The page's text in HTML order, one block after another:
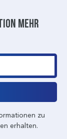
mehr
zu
erhalten.